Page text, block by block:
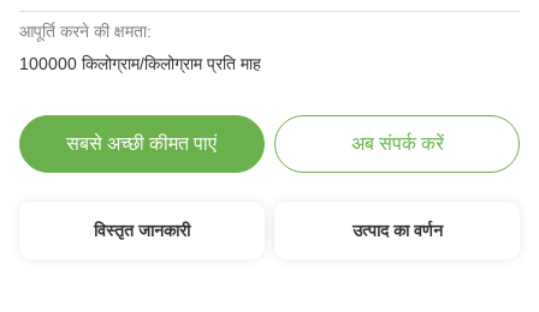
आपूर्ति करने की क्षमता:
100000 किलोग्राम/किलोग्राम प्रति माह
सबसे अच्छी कीमत पाएं अब संपर्क करें
विस्तृत जानकारी उत्पाद का वर्णन